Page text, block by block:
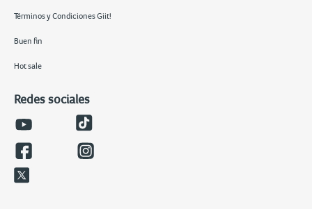
Términos y Condiciones Giit!
Buen fin
Hot sale
Redes sociales